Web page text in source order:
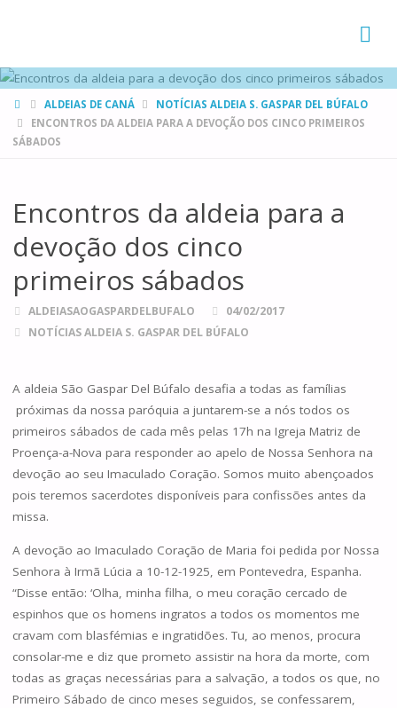
HOMEALDEIAS DE CANÁ
NOTÍCIAS ALDEIA S. GASPAR DEL BÚFALO
ENCONTROS DA ALDEIA PARA A DEVOÇÃO DOS CINCO PRIMEIROS
SÁBADOS
Encontros da aldeia para a
devoção dos cinco
primeiros sábados
ALDEIASAOGASPARDELBUFALO
04/02/2017
NOTÍCIAS ALDEIA S. GASPAR DEL BÚFALO
A aldeia São Gaspar Del Búfalo desafia a todas as famílias
próximas da nossa paróquia a juntarem-se a nós todos os
primeiros sábados de cada mês pelas 17h na Igreja Matriz de
Proença-a-Nova para responder ao apelo de Nossa Senhora na
devoção ao seu Imaculado Coração. Somos muito abençoados
pois teremos sacerdotes disponíveis para confissões antes da
missa.
A devoção ao Imaculado Coração de Maria foi pedida por Nossa
Senhora à Irmã Lúcia a 10-12-1925, em Pontevedra, Espanha.
“Disse então: ‘Olha, minha filha, o meu coração cercado de
espinhos que os homens ingratos a todos os momentos me
cravam com blasfémias e ingratidões. Tu, ao menos, procura
consolar-me e diz que prometo assistir na hora da morte, com
todas as graças necessárias para a salvação, a todos os que, no
Primeiro Sábado de cinco meses seguidos, se confessarem,